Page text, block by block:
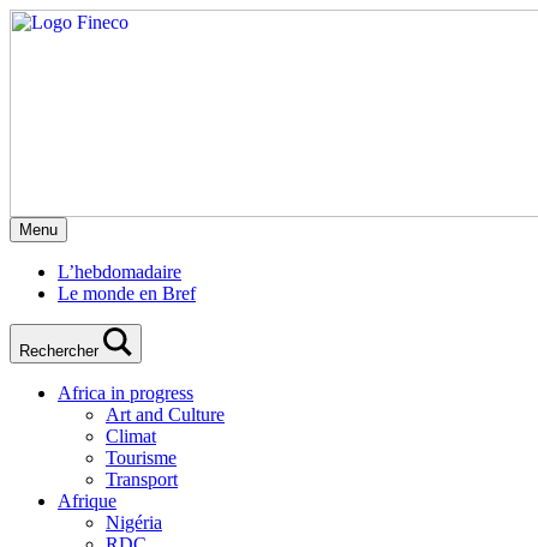
Menu
L’hebdomadaire
Le monde en Bref
Rechercher
Africa in progress
Art and Culture
Climat
Tourisme
Transport
Afrique
Nigéria